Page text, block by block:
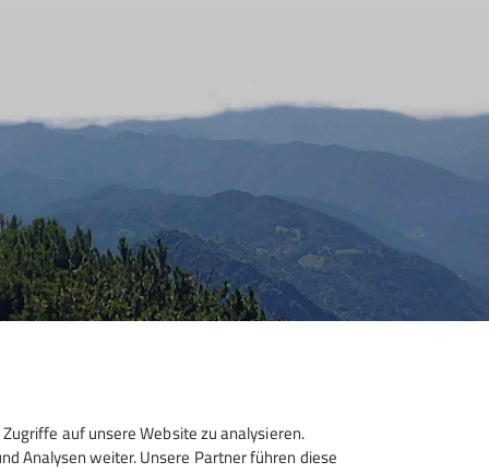
auf unsere Website zu analysieren.
Analysen weiter. Unsere Partner führen diese